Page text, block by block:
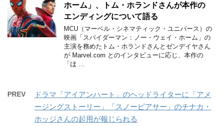
ホーム」、トム・ホランドさんが本作の
エンディングについて語る
MCU（マーベル・シネマティック・ユニバース）の
映画「スパイダーマン：ノー・ウェイ・ホーム」の
主演を務めたトム・ホランドさんとゼンデイヤさん
が Marvel.com とのインタビューに応じ、本作の
「ほ …
PREV
ドラマ「アイアンハート」のヘッドライターに「アメ
ージングストーリー」「スノーピアサー」のチナカ・
ホッジさんの起用が報じられる